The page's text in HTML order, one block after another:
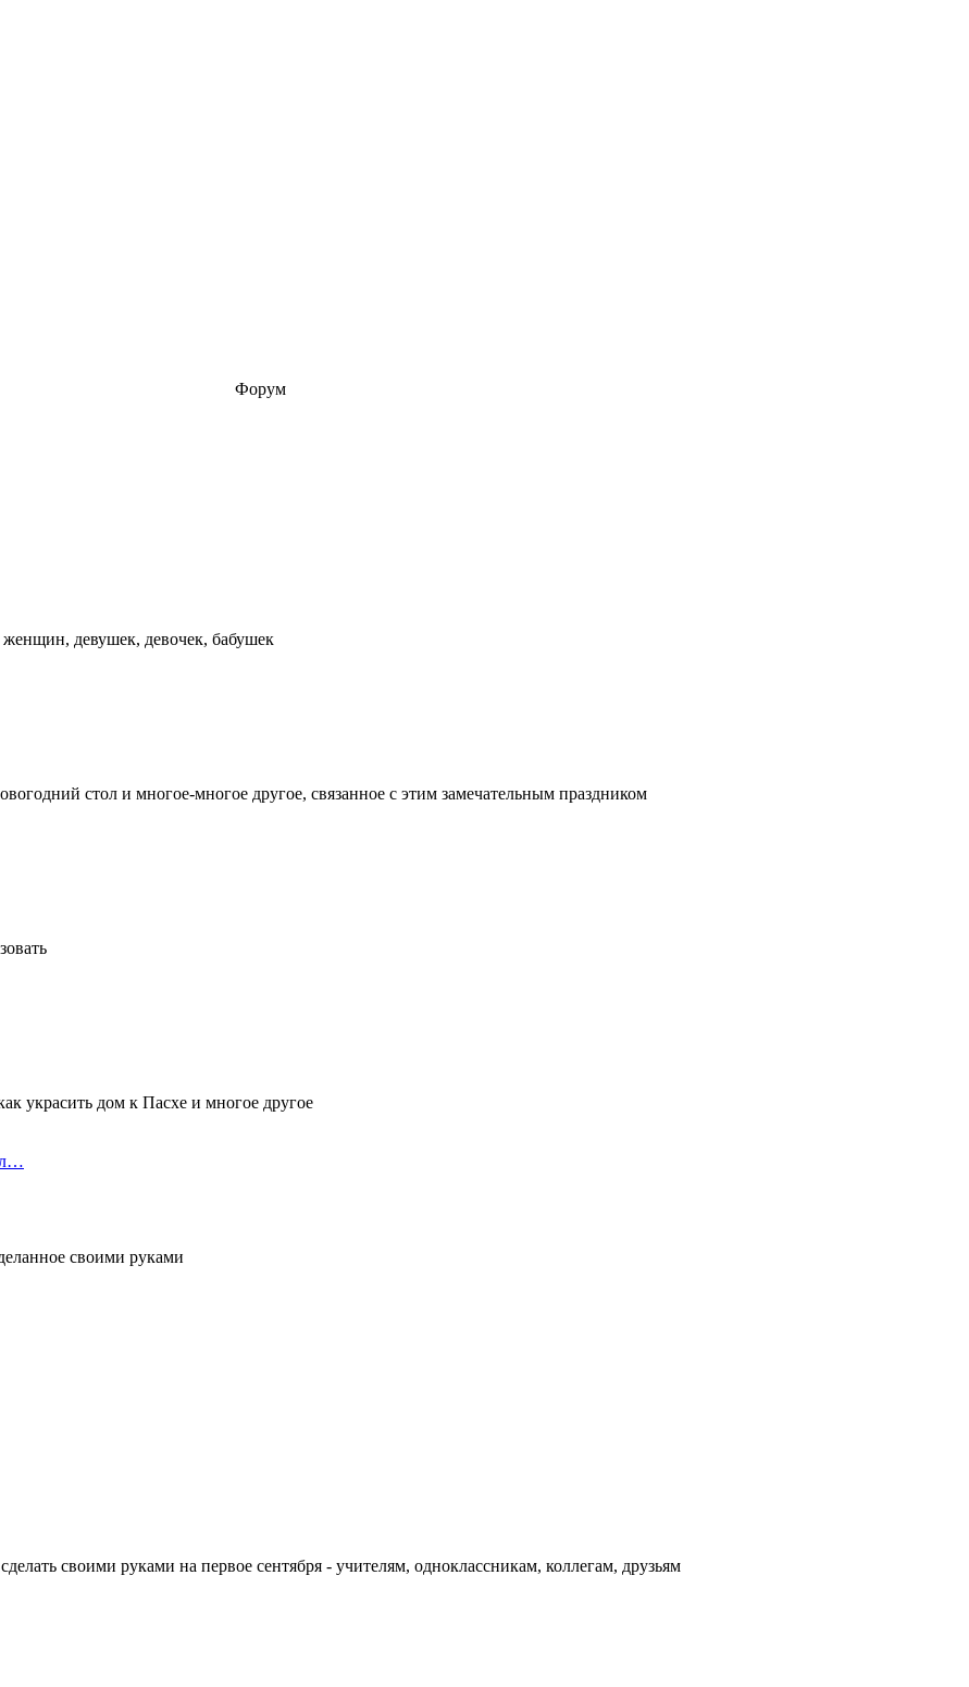
Форум
девушек, девочек, бабушек
стол и многое-многое другое, связанное с этим замечательным праздником
украсить дом к Пасхе и многое другое
своими руками
своими руками на первое сентября - учителям, одноклассникам, коллегам, друзьям